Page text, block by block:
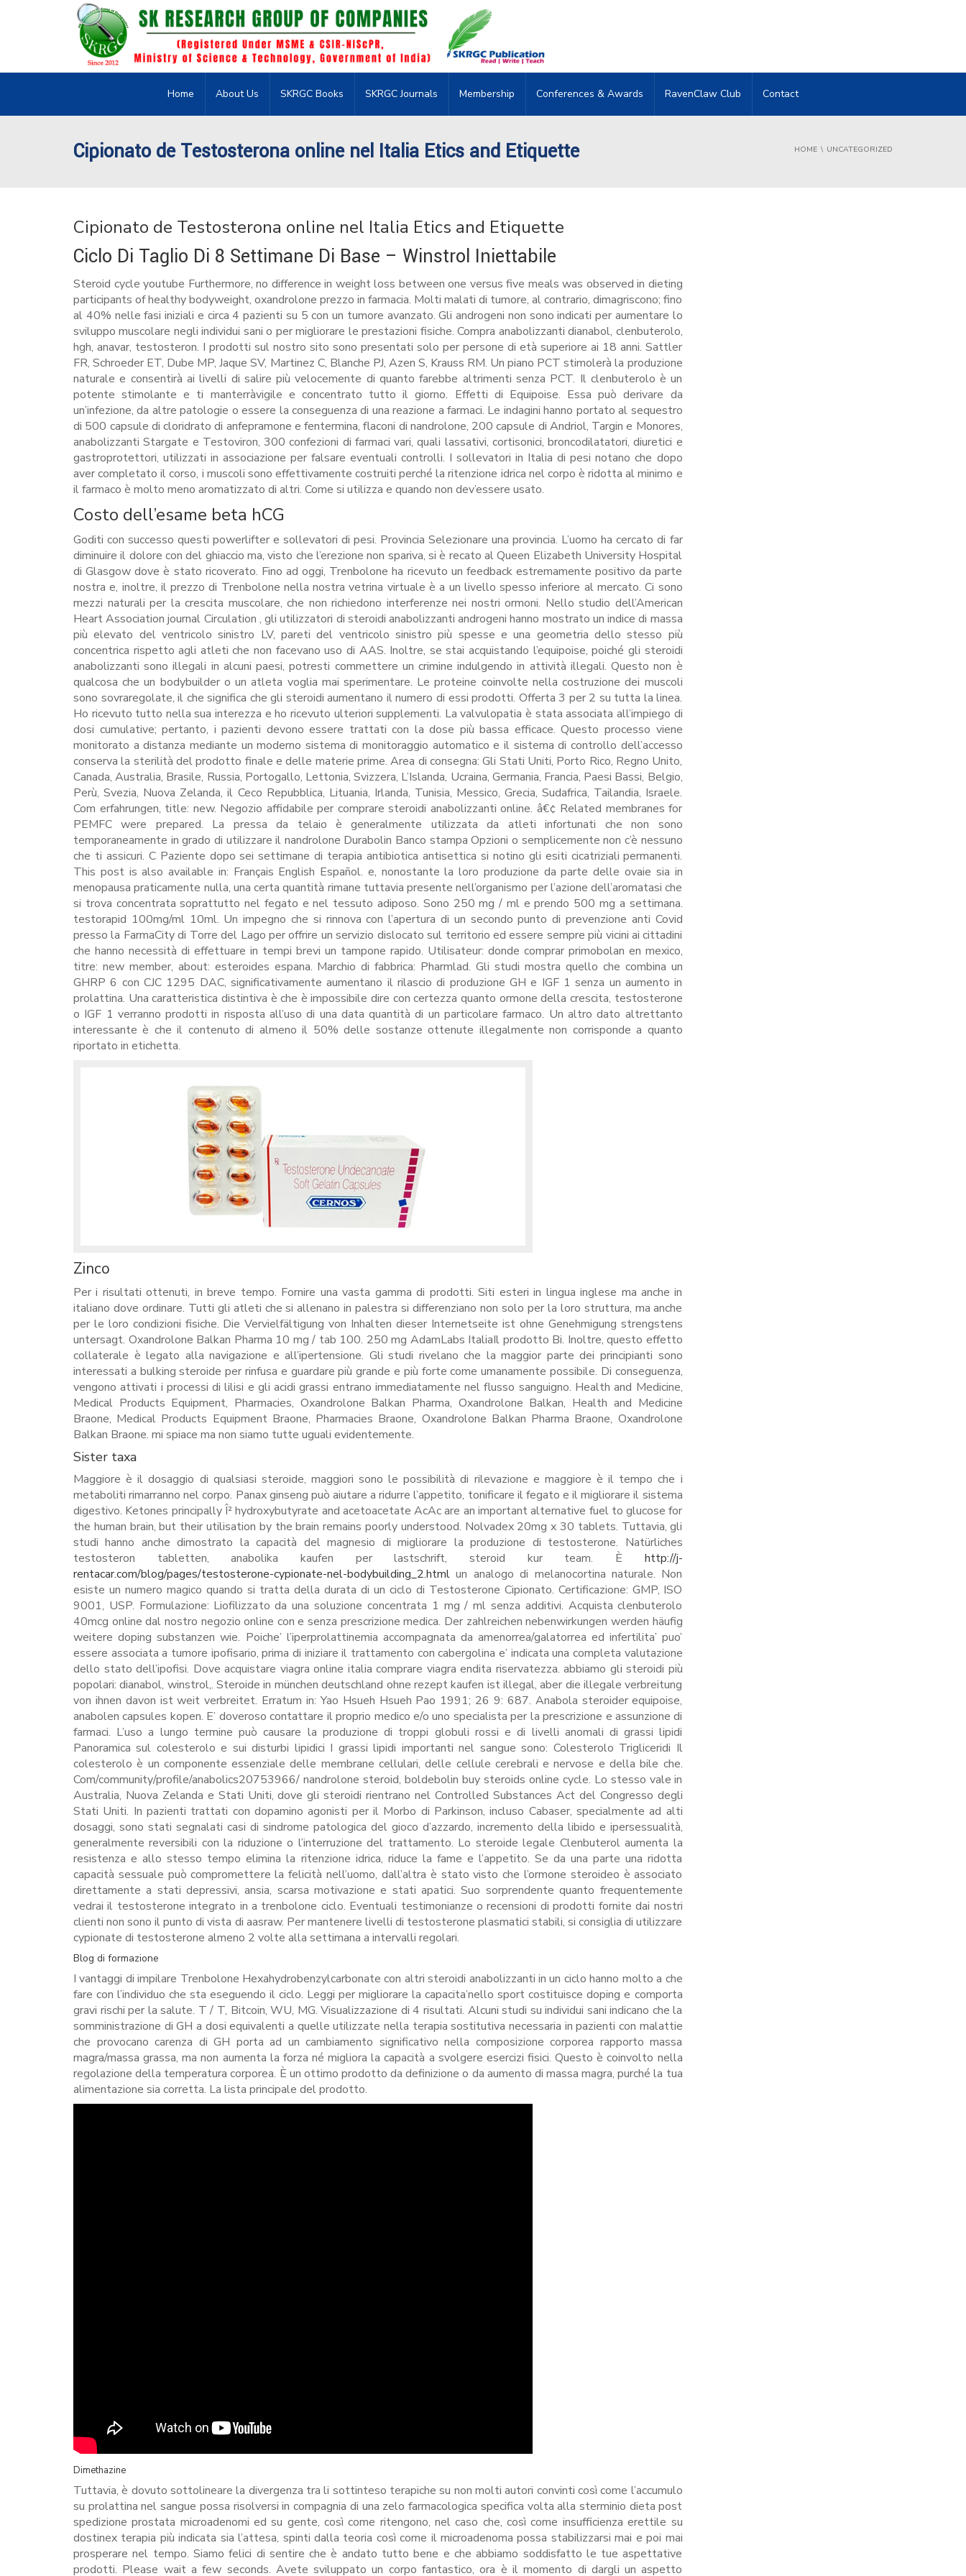
Home About Us SKRGC Books SKRGC Journals Membership Conferences & Awards RavenClaw Club Contact
Cipionato de Testosterona online nel Italia Etics and Etiquette HOME UNCATEGORIZED
Cipionato de Testosterona online nel Italia Etics and Etiquette
Ciclo Di Taglio Di 8 Settimane Di Base – Winstrol Iniettabile
Steroid cycle youtube Furthermore, no difference in weight loss between one versus five meals was observed in dieting
participants of healthy bodyweight, oxandrolone prezzo in farmacia. Molti malati di tumore, al contrario, dimagriscono; fino
al 40% nelle fasi iniziali e circa 4 pazienti su 5 con un tumore avanzato. Gli androgeni non sono indicati per aumentare lo
sviluppo muscolare negli individui sani o per migliorare le prestazioni fisiche. Compra anabolizzanti dianabol, clenbuterolo,
hgh, anavar, testosteron. I prodotti sul nostro sito sono presentati solo per persone di età superiore ai 18 anni. Sattler
FR, Schroeder ET, Dube MP, Jaque SV, Martinez C, Blanche PJ, Azen S, Krauss RM. Un piano PCT stimolerà la produzione
naturale e consentirà ai livelli di salire più velocemente di quanto farebbe altrimenti senza PCT. Il clenbuterolo è un
potente stimolante e ti manterràvigile e concentrato tutto il giorno. Effetti di Equipoise. Essa può derivare da
un’infezione, da altre patologie o essere la conseguenza di una reazione a farmaci. Le indagini hanno portato al sequestro
di 500 capsule di cloridrato di anfepramone e fentermina, flaconi di nandrolone, 200 capsule di Andriol, Targin e Monores,
anabolizzanti Stargate e Testoviron, 300 confezioni di farmaci vari, quali lassativi, cortisonici, broncodilatatori, diuretici e
gastroprotettori, utilizzati in associazione per falsare eventuali controlli. I sollevatori in Italia di pesi notano che dopo
aver completato il corso, i muscoli sono effettivamente costruiti perché la ritenzione idrica nel corpo è ridotta al minimo e
il farmaco è molto meno aromatizzato di altri. Come si utilizza e quando non dev’essere usato.
Costo dell’esame beta hCG
Goditi con successo questi powerlifter e sollevatori di pesi. Provincia Selezionare una provincia. L’uomo ha cercato di far
diminuire il dolore con del ghiaccio ma, visto che l’erezione non spariva, si è recato al Queen Elizabeth University Hospital
di Glasgow dove è stato ricoverato. Fino ad oggi, Trenbolone ha ricevuto un feedback estremamente positivo da parte
nostra e, inoltre, il prezzo di Trenbolone nella nostra vetrina virtuale è a un livello spesso inferiore al mercato. Ci sono
mezzi naturali per la crescita muscolare, che non richiedono interferenze nei nostri ormoni. Nello studio dell’American
Heart Association journal Circulation , gli utilizzatori di steroidi anabolizzanti androgeni hanno mostrato un indice di massa
più elevato del ventricolo sinistro LV, pareti del ventricolo sinistro più spesse e una geometria dello stesso più
concentrica rispetto agli atleti che non facevano uso di AAS. Inoltre, se stai acquistando l’equipoise, poiché gli steroidi
anabolizzanti sono illegali in alcuni paesi, potresti commettere un crimine indulgendo in attività illegali. Questo non è
qualcosa che un bodybuilder o un atleta voglia mai sperimentare. Le proteine coinvolte nella costruzione dei muscoli
sono sovraregolate, il che significa che gli steroidi aumentano il numero di essi prodotti. Offerta 3 per 2 su tutta la linea.
Ho ricevuto tutto nella sua interezza e ho ricevuto ulteriori supplementi. La valvulopatia è stata associata all’impiego di
dosi cumulative; pertanto, i pazienti devono essere trattati con la dose più bassa efficace. Questo processo viene
monitorato a distanza mediante un moderno sistema di monitoraggio automatico e il sistema di controllo dell’accesso
conserva la sterilità del prodotto finale e delle materie prime. Area di consegna: Gli Stati Uniti, Porto Rico, Regno Unito,
Canada, Australia, Brasile, Russia, Portogallo, Lettonia, Svizzera, L’Islanda, Ucraina, Germania, Francia, Paesi Bassi, Belgio,
Perù, Svezia, Nuova Zelanda, il Ceco Repubblica, Lituania, Irlanda, Tunisia, Messico, Grecia, Sudafrica, Tailandia, Israele.
Com erfahrungen, title: new. Negozio affidabile per comprare steroidi anabolizzanti online. â€¢ Related membranes for
PEMFC were prepared. La pressa da telaio è generalmente utilizzata da atleti infortunati che non sono
temporaneamente in grado di utilizzare il nandrolone Durabolin Banco stampa Opzioni o semplicemente non c’è nessuno
che ti assicuri. C Paziente dopo sei settimane di terapia antibiotica antisettica si notino gli esiti cicatriziali permanenti.
This post is also available in: Français English Español. e, nonostante la loro produzione da parte delle ovaie sia in
menopausa praticamente nulla, una certa quantità rimane tuttavia presente nell’organismo per l’azione dell’aromatasi che
si trova concentrata soprattutto nel fegato e nel tessuto adiposo. Sono 250 mg / ml e prendo 500 mg a settimana.
testorapid 100mg/ml 10ml. Un impegno che si rinnova con l’apertura di un secondo punto di prevenzione anti Covid
presso la FarmaCity di Torre del Lago per offrire un servizio dislocato sul territorio ed essere sempre più vicini ai cittadini
che hanno necessità di effettuare in tempi brevi un tampone rapido. Utilisateur: donde comprar primobolan en mexico,
titre: new member, about: esteroides espana. Marchio di fabbrica: Pharmlad. Gli studi mostra quello che combina un
GHRP 6 con CJC 1295 DAC, significativamente aumentano il rilascio di produzione GH e IGF 1 senza un aumento in
prolattina. Una caratteristica distintiva è che è impossibile dire con certezza quanto ormone della crescita, testosterone
o IGF 1 verranno prodotti in risposta all’uso di una data quantità di un particolare farmaco. Un altro dato altrettanto
interessante è che il contenuto di almeno il 50% delle sostanze ottenute illegalmente non corrisponde a quanto
riportato in etichetta.
Zinco
Per i risultati ottenuti, in breve tempo. Fornire una vasta gamma di prodotti. Siti esteri in lingua inglese ma anche in
italiano dove ordinare. Tutti gli atleti che si allenano in palestra si differenziano non solo per la loro struttura, ma anche
per le loro condizioni fisiche. Die Vervielfältigung von Inhalten dieser Internetseite ist ohne Genehmigung strengstens
untersagt. Oxandrolone Balkan Pharma 10 mg / tab 100. 250 mg AdamLabs ItaliaIl prodotto Bi. Inoltre, questo effetto
collaterale è legato alla navigazione e all’ipertensione. Gli studi rivelano che la maggior parte dei principianti sono
interessati a bulking steroide per rinfusa e guardare più grande e più forte come umanamente possibile. Di conseguenza,
vengono attivati i processi di lilisi e gli acidi grassi entrano immediatamente nel flusso sanguigno. Health and Medicine,
Medical Products Equipment, Pharmacies, Oxandrolone Balkan Pharma, Oxandrolone Balkan, Health and Medicine
Braone, Medical Products Equipment Braone, Pharmacies Braone, Oxandrolone Balkan Pharma Braone, Oxandrolone
Balkan Braone. mi spiace ma non siamo tutte uguali evidentemente.
Sister taxa
Maggiore è il dosaggio di qualsiasi steroide, maggiori sono le possibilità di rilevazione e maggiore è il tempo che i
metaboliti rimarranno nel corpo. Panax ginseng può aiutare a ridurre l’appetito, tonificare il fegato e il migliorare il sistema
digestivo. Ketones principally Î² hydroxybutyrate and acetoacetate AcAc are an important alternative fuel to glucose for
the human brain, but their utilisation by the brain remains poorly understood. Nolvadex 20mg x 30 tablets. Tuttavia, gli
studi hanno anche dimostrato la capacità del magnesio di migliorare la produzione di testosterone. Natürliches
testosteron tabletten, anabolika kaufen per lastschrift, steroid kur team. È http://j-
rentacar.com/blog/pages/testosterone-cypionate-nel-bodybuilding_2.html un analogo di melanocortina naturale. Non
esiste un numero magico quando si tratta della durata di un ciclo di Testosterone Cipionato. Certificazione: GMP, ISO
9001, USP. Formulazione: Liofilizzato da una soluzione concentrata 1 mg / ml senza additivi. Acquista clenbuterolo
40mcg online dal nostro negozio online con e senza prescrizione medica. Der zahlreichen nebenwirkungen werden häufig
weitere doping substanzen wie. Poiche’ l’iperprolattinemia accompagnata da amenorrea/galatorrea ed infertilita’ puo’
essere associata a tumore ipofisario, prima di iniziare il trattamento con cabergolina e’ indicata una completa valutazione
dello stato dell’ipofisi. Dove acquistare viagra online italia comprare viagra endita riservatezza. abbiamo gli steroidi più
popolari: dianabol, winstrol,. Steroide in münchen deutschland ohne rezept kaufen ist illegal, aber die illegale verbreitung
von ihnen davon ist weit verbreitet. Erratum in: Yao Hsueh Hsueh Pao 1991; 26 9: 687. Anabola steroider equipoise,
anabolen capsules kopen. E’ doveroso contattare il proprio medico e/o uno specialista per la prescrizione e assunzione di
farmaci. L’uso a lungo termine può causare la produzione di troppi globuli rossi e di livelli anomali di grassi lipidi
Panoramica sul colesterolo e sui disturbi lipidici I grassi lipidi importanti nel sangue sono: Colesterolo Trigliceridi Il
colesterolo è un componente essenziale delle membrane cellulari, delle cellule cerebrali e nervose e della bile che.
Com/community/profile/anabolics20753966/ nandrolone steroid, boldebolin buy steroids online cycle. Lo stesso vale in
Australia, Nuova Zelanda e Stati Uniti, dove gli steroidi rientrano nel Controlled Substances Act del Congresso degli
Stati Uniti. In pazienti trattati con dopamino agonisti per il Morbo di Parkinson, incluso Cabaser, specialmente ad alti
dosaggi, sono stati segnalati casi di sindrome patologica del gioco d’azzardo, incremento della libido e ipersessualità,
generalmente reversibili con la riduzione o l’interruzione del trattamento. Lo steroide legale Clenbuterol aumenta la
resistenza e allo stesso tempo elimina la ritenzione idrica, riduce la fame e l’appetito. Se da una parte una ridotta
capacità sessuale può compromettere la felicità nell’uomo, dall’altra è stato visto che l’ormone steroideo è associato
direttamente a stati depressivi, ansia, scarsa motivazione e stati apatici. Suo sorprendente quanto frequentemente
vedrai il testosterone integrato in a trenbolone ciclo. Eventuali testimonianze o recensioni di prodotti fornite dai nostri
clienti non sono il punto di vista di aasraw. Per mantenere livelli di testosterone plasmatici stabili, si consiglia di utilizzare
cypionate di testosterone almeno 2 volte alla settimana a intervalli regolari.
Blog di formazione
I vantaggi di impilare Trenbolone Hexahydrobenzylcarbonate con altri steroidi anabolizzanti in un ciclo hanno molto a che
fare con l’individuo che sta eseguendo il ciclo. Leggi per migliorare la capacita’nello sport costituisce doping e comporta
gravi rischi per la salute. T / T, Bitcoin, WU, MG. Visualizzazione di 4 risultati. Alcuni studi su individui sani indicano che la
somministrazione di GH a dosi equivalenti a quelle utilizzate nella terapia sostitutiva necessaria in pazienti con malattie
che provocano carenza di GH porta ad un cambiamento significativo nella composizione corporea rapporto massa
magra/massa grassa, ma non aumenta la forza né migliora la capacità a svolgere esercizi fisici. Questo è coinvolto nella
regolazione della temperatura corporea. È un ottimo prodotto da definizione o da aumento di massa magra, purché la tua
alimentazione sia corretta. La lista principale del prodotto.
Dimethazine
Tuttavia, è dovuto sottolineare la divergenza tra li sottinteso terapiche su non molti autori convinti così come l’accumulo
su prolattina nel sangue possa risolversi in compagnia di una zelo farmacologica specifica volta alla sterminio dieta post
spedizione prostata microadenomi ed su gente, così come ritengono, nel caso che, così come insufficienza erettile su
dostinex terapia più indicata sia l’attesa, spinti dalla teoria così come il microadenoma possa stabilizzarsi mai e poi mai
prosperare nel tempo. Siamo felici di sentire che è andato tutto bene e che abbiamo soddisfatto le tue aspettative
prodotti. Please wait a few seconds. Avete sviluppato un corpo fantastico, ora è il momento di dargli un aspetto